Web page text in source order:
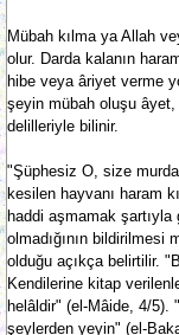
Mübah kılma ya Allah
olur. Darda kalanın
hibe veya âriyet verme
şeyin mübah oluşu
delilleriyle bilinir.
"Şüphesiz O, size
kesilen hayvanı haram
haddi aşmamak
olmadığının bildirilmesi
olduğu açıkça belirtilir.
Kendilerine kitap
helâldir" (el-Mâide, 4/5).
şeylerden yeyin" (el-